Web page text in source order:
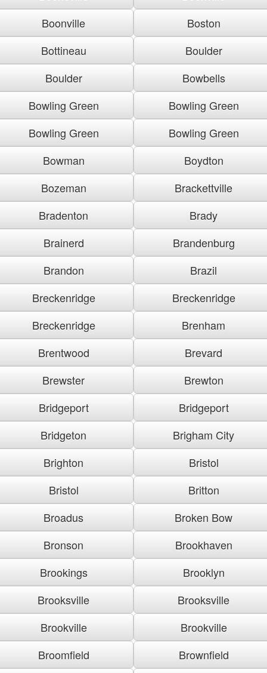
Boonville
Boston
Bottineau
Boulder
Boulder
Bowbells
Bowling Green
Bowling Green
Bowling Green
Bowling Green
Bowman
Boydton
Bozeman
Brackettville
Bradenton
Brady
Brainerd
Brandenburg
Brandon
Brazil
Breckenridge
Breckenridge
Breckenridge
Brenham
Brentwood
Brevard
Brewster
Brewton
Bridgeport
Bridgeport
Bridgeton
Brigham City
Brighton
Bristol
Bristol
Britton
Broadus
Broken Bow
Bronson
Brookhaven
Brookings
Brooklyn
Brooksville
Brooksville
Brookville
Brookville
Broomfield
Brownfield